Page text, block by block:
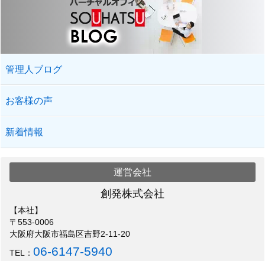
管理人ブログ
お客様の声
新着情報
運営会社
創発株式会社
【本社】
〒553-0006
大阪府大阪市福島区吉野2-11-20
TEL：06-6147-5940